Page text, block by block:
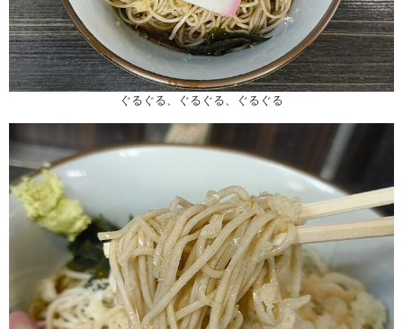
ぐるぐる、ぐるぐる、ぐるぐる